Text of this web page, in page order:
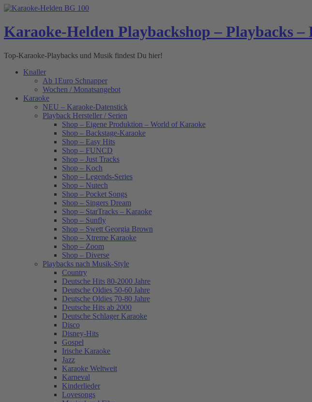
Skip
content
Karaoke-Helden Playbackshop – Playbacks
Top-Karaoke-Playbacks und Musik findest Du hier!
Knaller
Ab 1Euro Schnapper
Wochen / Monatsangebot
Karaoke
NEU – Karaoke-Datenstick
Playback Hersteller / Serien
Shop – Eigene Produktion – World of Karaoke
Shop – Backstage-Karaoke
Shop – Easy Hits
Shop – FUNCD
Shop – Just Tracks
Shop – Koch
Shop – Legends-Series
Shop – Nutech
Shop – Pocket Songs
Shop – Singers Dream
Shop – StarTracks – Karaoke
Shop – Sunfly
Shop – Swett Georgia Brown
Shop – Xtreme Karaoke
Shop – Zoom
Shop – Diverse
Playbacks nach Musik-Style
Country
Deutsche Hits 80-2000 Jahre
Deutsche Oldies 50-60 Jahre
Deutsche Oldies 70-80 Jahre
Deutsche Hits ab 2000
Deutsche Schlager Karaoke
Disco
Disney-Hits
Gospel
Irische Karaoke
Jazz
Karaoke Weltweit
Karneval
Kinderlieder
Lovesongs